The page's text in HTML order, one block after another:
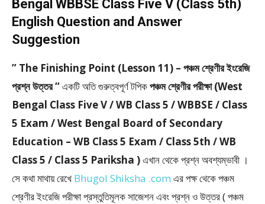
Bengal WBBSE Class Five V (Class 5th)
English Question and Answer
Suggestion
” The Finishing Point (Lesson 11) – পঞ্চম শ্রেণীর ইংরেজি
প্রশ্ন উত্তর “একটি অতি গুরুত্বপূর্ণ টপিকপঞ্চম শ্রেণীর পরীক্ষা (West
Bengal Class Five V / WB Class 5 / WBBSE / Class
5 Exam / West Bengal Board of Secondary
Education – WB Class 5 Exam / Class 5th / WB
Class 5 / Class 5 Pariksha )এখান থেকে প্রশ্ন অবশ্যম্ভাবী ।
সে কথা মাথায় রেখে Bhugol Shiksha .com এর পক্ষ থেকে পঞ্চম
শ্রেণীর ইংরেজি পরীক্ষা প্রস্তুতিমূলক সাজেশন এবং প্রশ্ন ও উত্তর ( পঞ্চম